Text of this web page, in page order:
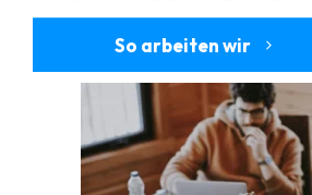
So arbeiten wir